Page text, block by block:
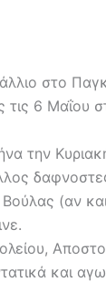
στο
τις 6
την
(αν
και